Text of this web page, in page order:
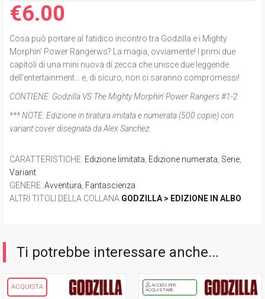
€6.00
Cosa può portare al fatidico incontro tra Godzilla e i Mighty
Morphin' Power Rangerws? La magia, ovviamente! I primi due
capitoli di una mini nuova di zecca che unisce due leggende
dell'entertainment... e, di sicuro, non ci saranno compromessi!
CONTIENE: Godzilla VS The Mighty Morphin' Power Rangers #1-2
*** NOTE:Edizione in tiratura imitata e numerata (500 copie) con
variant cover disegnata da Alex Sanchez.
CARATTERISTICHE: Edizione limitata Edizione numerata Serie
Variant
GENERE: Avventura Fantascienza
ALTRI TITOLI DELLA COLLANA GODZILLA > EDIZIONE IN ALBO
Ti potrebbe interessare anche...
ACQUISTA
ACCEDI PER
ACQUISTARE